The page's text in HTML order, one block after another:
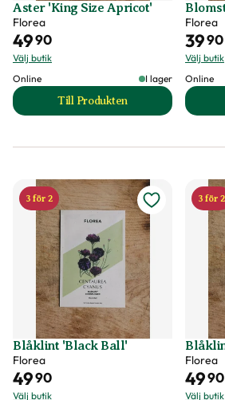
Aster 'King Size Apricot'
Florea
4990
Välj butik
Online
I lager
Till Produkten
till Aster 'King Size
Florea
3990
Välj butik
Online
3 för 2
Blåklint 'Black Ball'
Florea
4990
Välj butik
3 för 2
Florea
4990
Välj butik